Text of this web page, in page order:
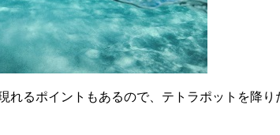
れるポイントもあるので、テトラポットを降